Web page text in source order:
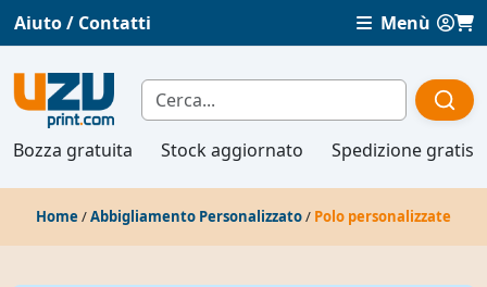
Aiuto / Contatti Menù
Bozza gratuita Stock aggiornato Spedizione gratis
Home /Abbigliamento Personalizzato/ Polo personalizzate